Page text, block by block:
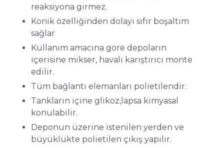
reaksiyona girmez.
Konik özelliğinden dolayı sıfır boşaltım
sağlar
Kullanım amacına göre depoların
içerisine mikser, havalı karıştırıcı monte
edilir.
Tüm bağlantı elemanları polietilendir.
Tankların içine glikoz,lapsa kimyasal
konulabilir.
Deponun üzerine istenilen yerden ve
büyüklükte polietilen çıkış yapılır.